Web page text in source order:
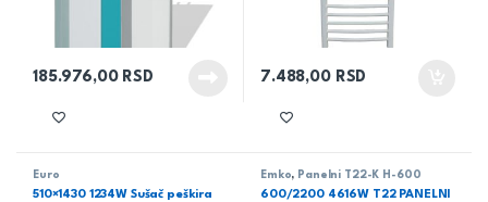
185.976,00 RSD 7.488,00 RSD
Euro
510×1430 1234W Sušač peškira
Emko, Panelni T22-K H-600
600/2200 4616W T22 PANELNI